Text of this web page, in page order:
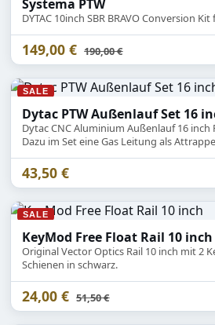
Systema PTW
DYTAC 10inch SBR BRAVO Conversion
149,00 € Statt
190,00 €
SALE
Dytac PTW Außenlauf Set 16
Dytac CNC Aluminium Außenlauf 16 inch
Dazu im Set eine Gas Leitung als
43,50 €
SALE
KeyMod Free Float Rail 10 inch
Original Vector Optics Rail 10 inch mit 2
Schienen in schwarz.
24,00 € Statt
51,50 €